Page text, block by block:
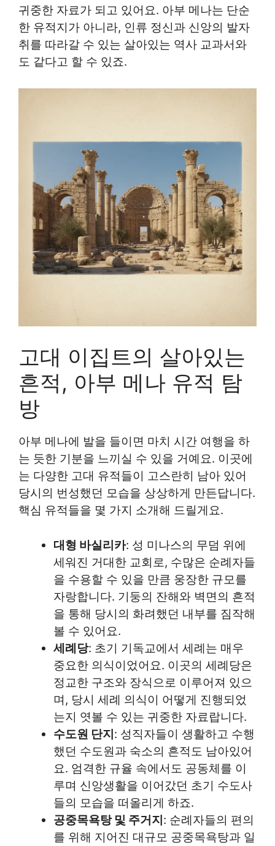
귀중한 자료가 되고 있어요. 아부 메나는 단순
한 유적지가 아니라, 인류 정신과 신앙의 발자
취를 따라갈 수 있는 살아있는 역사 교과서와
도 같다고 할 수 있죠.
고대 이집트의 살아있는
흔적, 아부 메나 유적 탐
방
아부 메나에 발을 들이면 마치 시간 여행을 하
는 듯한 기분을 느끼실 수 있을 거예요. 이곳에
는 다양한 고대 유적들이 고스란히 남아 있어
당시의 번성했던 모습을 상상하게 만든답니다.
핵심 유적들을 몇 가지 소개해 드릴게요.
대형 바실리카: 성 미나스의 무덤 위에
세워진 거대한 교회로, 수많은 순례자들
을 수용할 수 있을 만큼 웅장한 규모를
자랑합니다. 기둥의 잔해와 벽면의 흔적
을 통해 당시의 화려했던 내부를 짐작해
볼 수 있어요.
세례당: 초기 기독교에서 세례는 매우
중요한 의식이었어요. 이곳의 세례당은
정교한 구조와 장식으로 이루어져 있으
며, 당시 세례 의식이 어떻게 진행되었
는지 엿볼 수 있는 귀중한 자료랍니다.
수도원 단지: 성직자들이 생활하고 수행
했던 수도원과 숙소의 흔적도 남아있어
요. 엄격한 규율 속에서도 공동체를 이
루며 신앙생활을 이어갔던 초기 수도사
들의 모습을 떠올리게 하죠.
공중목욕탕 및 주거지: 순례자들의 편의
를 위해 지어진 대규모 공중목욕탕과 일